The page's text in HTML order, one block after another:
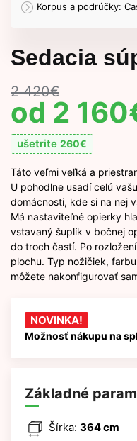
Korpus a podrúčky:
Sedacia
2 420€
2 160
ušetrite 260€
Táto veľmi veľká a
U pohodlne usadí celú
domácnosti, kde si na nej
Má nastaviteľné opierky
vstavaný šuplík v bočnej
do troch častí. Po
plochu. Typ nožičiek,
môžete nakonfigurovať
NOVINKA!
Možnosť nákupu na
Základné
Šírka: 364 cm